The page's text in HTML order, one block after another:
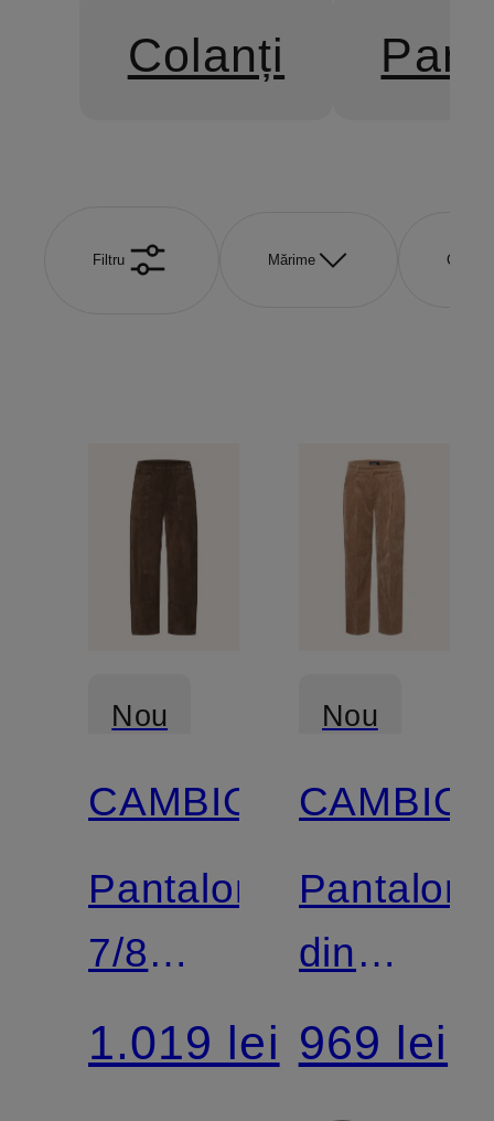
Colanți
Filtru Mărime Culoare
Nou
CAMBIO
Pantaloni
7/8
OPHELIA
1.019 lei
Nou
CAMBIO
Pantaloni
din
velur
969 lei